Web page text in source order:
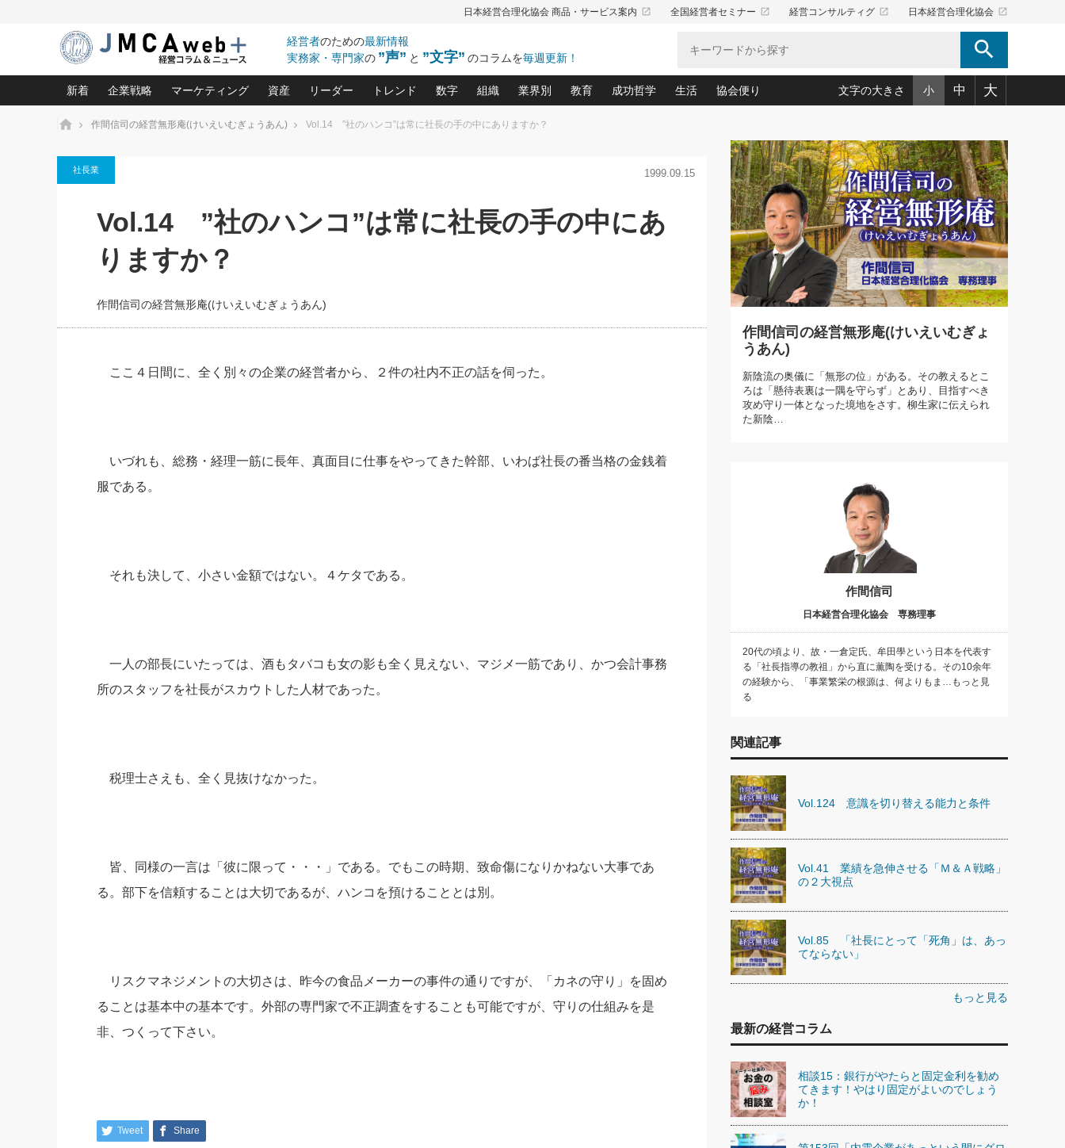
日本経営合理化協会 商品・サービス案内 launch 全国経営者セミナー launch 経営コンサルティグ launch 日本経営合理化協会 launch
経営者のための最新情報
実務家・専門家の ”声” と ”文字” のコラムを毎週更新！ search
新着
2026.08.7
利を勧めてきます！やはり固定
がよいのでしょうか！
2026.08.7
う間にグローバル成長企業に」
FOOD & LIFE COMPANIES
日号）
2026.08.5 2026.08.5
第86回 「言葉狩り」
もっとみる
企業戦略
中小企業の「１位づくり」戦略(96)
利益を最大化する「業務改善」横田尚哉氏(5)
強い会社を築く ビジネス・クリニック(240)
日本レーザー「人を大切にしながら利益を上げる経営」の極意
(3)
武器としてのM&A入門(3)
社長のための“儲かる通販”戦略視点(151)
継続経営 百話百行(85)
マーケティング
ロングセラーの玉手箱(9)
大復活＆快進撃！ユニバーサルスタジオジャパンの成功要因と
は(5)
酒井光雄 成功事例に学ぶ繁栄企業のブランド戦略(39)
資産
中国経済の最新動向(204)
事業承継の前に、決めておきたい、知っておきたい、やってお
深読み企業分析(153)
リーダー
ピョートル・F・グジバチの『経営戦略の新常識』(12)
楠木建の「経営知になる考え方」(57)
次もあなたにお願いしたいと思われる「一流の仕事術」(28)
社長の右腕をつくる 人と組織を動かす(200)
トレンド
北村森の「今月のヒット商品」(109)
数字
おカネが残る決算書にするために、やっておきたいこと(34)
会社を守り抜くための緊急対策(100)
強い決算書の会社はココが違う！(36)
銀行交渉はこうしなさい！(12)
組織
職場の生産性を下げるハラスメントの予防策(10)
賃金決定の定石(68)
顧客・社員・社会から支持される「ウェルビーイング経営入
業界別
大久保一彦の“流行る”お店の仕組みづくり(210)
柿内幸夫─社長のための現場改善(174)
教育
あなただからお願いしたいと思われる 気配りの達人(127)
クレーム対応 実践マニュアル(92)
クレーム対応の新知識と新常識(57)
デキル社員に育てる！ 社員教育の決め手(203)
東川鷹年の「中小企業の人育て」(38)
成功哲学
中国哲学に学ぶ 不況は会社守成の好機(38)
令和時代の「社長の人間力の磨き方」(86)
先人の名句名言の教え 東洋思想に学ぶ経営学(132)
渡部昇一の「日本の指導者たち」(32)
経営に活かす“十八史略”(30)
生活
おのころ心平の ──社長のための「か・ら・だマネジメント」
(50)
デジタルＡＶを味方に！新・仕事術(180)
リーダー脳の鍛え方(32)
ワインを楽しむ基礎レッスン(12)
必読！社長が読むべき今月の4冊(88)
眼と耳で楽しむ読書術(162)
社長の「氣」(30)
米国スポーツ・ビジネスに学ぶ心理学(98)
高橋一喜の『これぞ！"本物の温泉"』(157)
協会便り
「愛読者通信」著者インタビュー(44)
ビジネス見聞録 経営ニュース(100)
作間信司の経営無形庵(けいえいむぎょうあん)(166)
経営セミナー情報局(1)
繁栄への着眼点 牟田太陽(76)
講話を聞いて学ぼう 実学・耳学・磨く「ミミガク」のすすめ
(7)
文字の大きさ 小 中 大
ホーム 作間信司の経営無形庵(けいえいむぎょうあん) Vol.14 ”社のハンコ”は常に社長の手の中にありますか？
社長業 1999.09.15
Vol.14 ”社のハンコ”は常に社長の手の中にあ
りますか？
作間信司の経営無形庵(けいえいむぎょうあん)
ここ４日間に、全く別々の企業の経営者から、２件の社内不正の話を伺った。
いづれも、総務・経理一筋に長年、真面目に仕事をやってきた幹部、いわば社長の番当格の金銭着
服である。
それも決して、小さい金額ではない。４ケタである。
一人の部長にいたっては、酒もタバコも女の影も全く見えない、マジメ一筋であり、かつ会計事務
所のスタッフを社長がスカウトした人材であった。
税理士さえも、全く見抜けなかった。
皆、同様の一言は「彼に限って・・・」である。でもこの時期、致命傷になりかねない大事であ
る。部下を信頼することは大切であるが、ハンコを預けることとは別。
リスクマネジメントの大切さは、昨今の食品メーカーの事件の通りですが、「カネの守り」を固め
ることは基本中の基本です。外部の専門家で不正調査をすることも可能ですが、守りの仕組みを是
非、つくって下さい。
Tweet Share
作間信司の経営無形庵(けいえいむぎょ
うあん)
新陰流の奥儀に「無形の位」がある。その教えるとこ
ろは「懸待表裏は一隅を守らず」とあり、目指すべき
攻め守り一体となった境地をさす。柳生家に伝えられ
た新陰…
作間信司
日本経営合理化協会 専務理事
20代の頃より、故・一倉定氏、牟田學という日本を代表す
る「社長指導の教祖」から直に薫陶を受ける。その10余年
の経験から、「事業繁栄の根源は、何よりもま…もっと見
る
関連記事
Vol.124 意識を切り替える能力と条件
Vol.41 業績を急伸させる「Ｍ＆Ａ戦略」
の２大視点
Vol.85 「社長にとって「死角」は、あっ
てならない」
もっと見る
最新の経営コラム
相談15：銀行がやたらと固定金利を勧め
てきます！やはり固定がよいのでしょう
か！